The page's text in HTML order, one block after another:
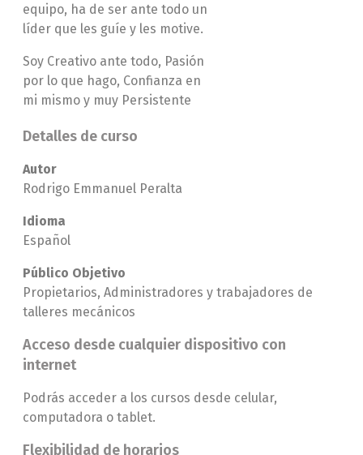
equipo, ha de ser ante todo un
líder que les guíe y les motive.
Soy Creativo ante todo, Pasión
por lo que hago, Confianza en
mi mismo y muy Persistente
Detalles de curso
Autor
Rodrigo Emmanuel Peralta
Idioma
Español
Público Objetivo
Propietarios, Administradores y trabajadores de
talleres mecánicos
Acceso desde cualquier dispositivo con
internet
Podrás acceder a los cursos desde celular,
computadora o tablet.
Flexibilidad de horarios